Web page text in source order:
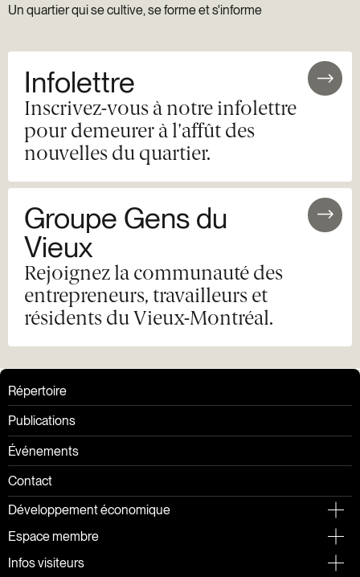
Un quartier qui se cultive, se forme et s'informe
Infolettre
Inscrivez-vous à notre infolettre
pour demeurer à l'affût des
nouvelles du quartier.
Groupe Gens du
Vieux
Rejoignez la communauté des
entrepreneurs, travailleurs et
résidents du Vieux-Montréal.
Répertoire
Publications
Événements
Contact
Développement économique
Espace membre
Infos visiteurs